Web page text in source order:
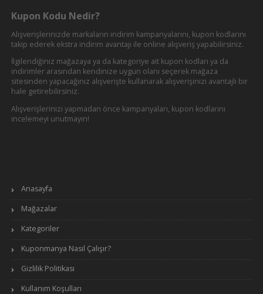
Kupon Kodu Nedir?
Alışverişlerinizde markaların indirim kampanyalarını, kupon kodlarını
takip ederek ekstra indirim avantajı ile online alışveriş yapabilirsiniz.
İlgilendiğiniz mağazaya ya da kategoriye ait kupon kodları ya da
indirimler arasından kendinize uygun olanı seçerek mağaza
sitesinden yapacağınız alışverişte kullanarak alışverişinizi avantajlı bir
hale getirebilirsiniz.
Alışverişlerinizi yapmadan önce kampanyaları, kupon kodlarını
incelemeyi unutmayın!
Anasayfa
Mağazalar
Kategoriler
Kuponmanya Nasıl Çalışır?
Gizlilik Politikası
Kullanım Koşulları